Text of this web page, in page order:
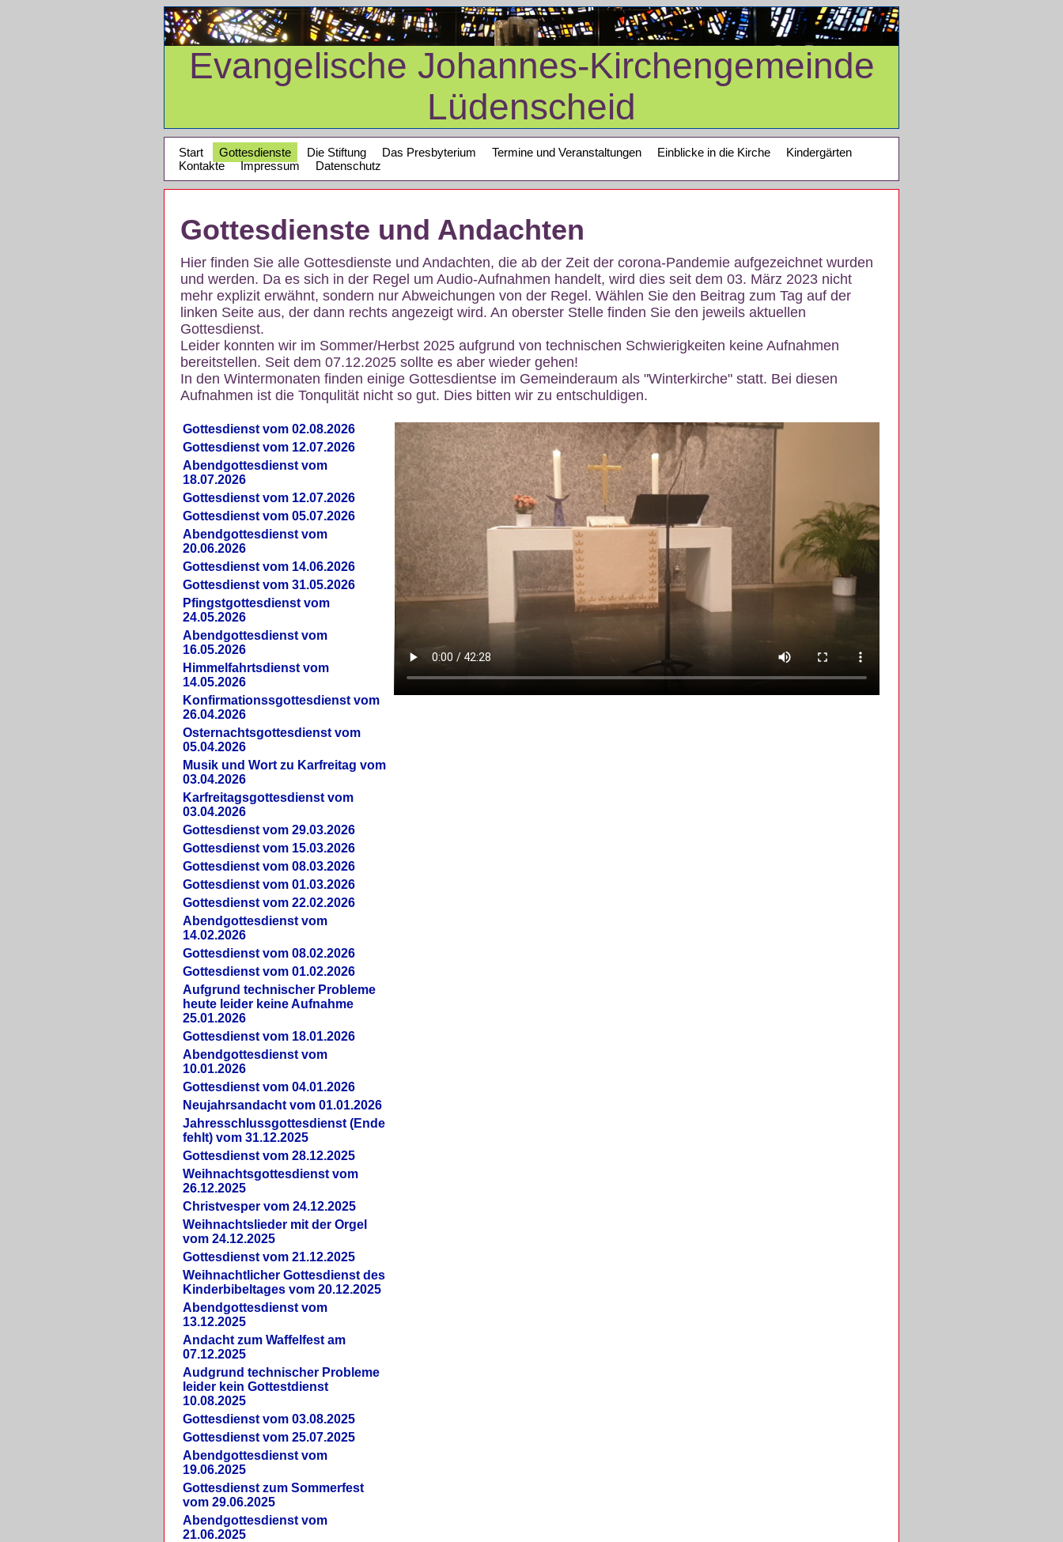
Evangelische Johannes-Kirchengemeinde
Lüdenscheid
Start Gottesdienste Die Stiftung Das Presbyterium Termine und Veranstaltungen Einblicke in die Kirche
Kindergärten
Kontakte
Impressum Datenschutz
Gottesdienste und Andachten
Hier finden Sie alle Gottesdienste und Andachten, die ab der Zeit der corona-Pandemie aufgezeichnet wurden
und werden. Da es sich in der Regel um Audio-Aufnahmen handelt, wird dies seit dem 03. März 2023 nicht
mehr explizit erwähnt, sondern nur Abweichungen von der Regel. Wählen Sie den Beitrag zum Tag auf der
linken Seite aus, der dann rechts angezeigt wird. An oberster Stelle finden Sie den jeweils aktuellen
Gottesdienst.
Leider konnten wir im Sommer/Herbst 2025 aufgrund von technischen Schwierigkeiten keine Aufnahmen
bereitstellen. Seit dem 07.12.2025 sollte es aber wieder gehen!
In den Wintermonaten finden einige Gottesdientse im Gemeinderaum als "Winterkirche" statt. Bei diesen
Aufnahmen ist die Tonqulität nicht so gut. Dies bitten wir zu entschuldigen.
Gottesdienst vom 02.08.2026
Gottesdienst vom 12.07.2026
Abendgottesdienst vom
18.07.2026
Gottesdienst vom 12.07.2026
Gottesdienst vom 05.07.2026
Abendgottesdienst vom
20.06.2026
Gottesdienst vom 14.06.2026
Gottesdienst vom 31.05.2026
Pfingstgottesdienst vom
24.05.2026
Abendgottesdienst vom
16.05.2026
Himmelfahrtsdienst vom
14.05.2026
Konfirmationssgottesdienst vom
26.04.2026
Osternachtsgottesdienst vom
05.04.2026
Musik und Wort zu Karfreitag vom
03.04.2026
Karfreitagsgottesdienst vom
03.04.2026
Gottesdienst vom 29.03.2026
Gottesdienst vom 15.03.2026
Gottesdienst vom 08.03.2026
Gottesdienst vom 01.03.2026
Gottesdienst vom 22.02.2026
Abendgottesdienst vom
14.02.2026
Gottesdienst vom 08.02.2026
Gottesdienst vom 01.02.2026
Aufgrund technischer Probleme
heute leider keine Aufnahme
25.01.2026
Gottesdienst vom 18.01.2026
Abendgottesdienst vom
10.01.2026
Gottesdienst vom 04.01.2026
Neujahrsandacht vom 01.01.2026
Jahresschlussgottesdienst (Ende
fehlt) vom 31.12.2025
Gottesdienst vom 28.12.2025
Weihnachtsgottesdienst vom
26.12.2025
Christvesper vom 24.12.2025
Weihnachtslieder mit der Orgel
vom 24.12.2025
Gottesdienst vom 21.12.2025
Weihnachtlicher Gottesdienst des
Kinderbibeltages vom 20.12.2025
Abendgottesdienst vom
13.12.2025
Andacht zum Waffelfest am
07.12.2025
Audgrund technischer Probleme
leider kein Gottestdienst
10.08.2025
Gottesdienst vom 03.08.2025
Gottesdienst vom 25.07.2025
Abendgottesdienst vom
19.06.2025
Gottesdienst zum Sommerfest
vom 29.06.2025
Abendgottesdienst vom
21.06.2025